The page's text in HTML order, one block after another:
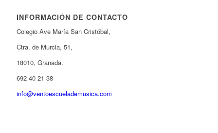
INFORMACIÓN DE CONTACTO
Colegio Ave María San Cristóbal,
Ctra. de Murcia, 51,
18010, Granada.
692 40 21 38
info@ventoescuelademusica.com